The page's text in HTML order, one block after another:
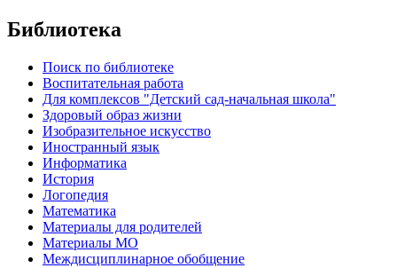
Библиотека
Поиск по библиотеке
Воспитательная работа
Для комплексов "Детский сад-начальная школа"
Здоровый образ жизни
Изобразительное искусство
Иностранный язык
Информатика
История
Логопедия
Математика
Материалы для родителей
Материалы МО
Междисциплинарное обобщение